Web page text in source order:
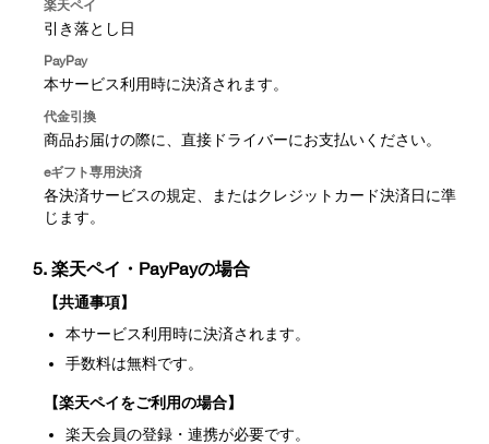
楽天ペイ
引き落とし日
PayPay
本サービス利用時に決済されます。
代金引換
商品お届けの際に、直接ドライバーにお支払いください。
eギフト専用決済
各決済サービスの規定、またはクレジットカード決済日に準
じます。
5. 楽天ペイ・PayPayの場合
【共通事項】
本サービス利用時に決済されます。
手数料は無料です。
【楽天ペイをご利用の場合】
楽天会員の登録・連携が必要です。